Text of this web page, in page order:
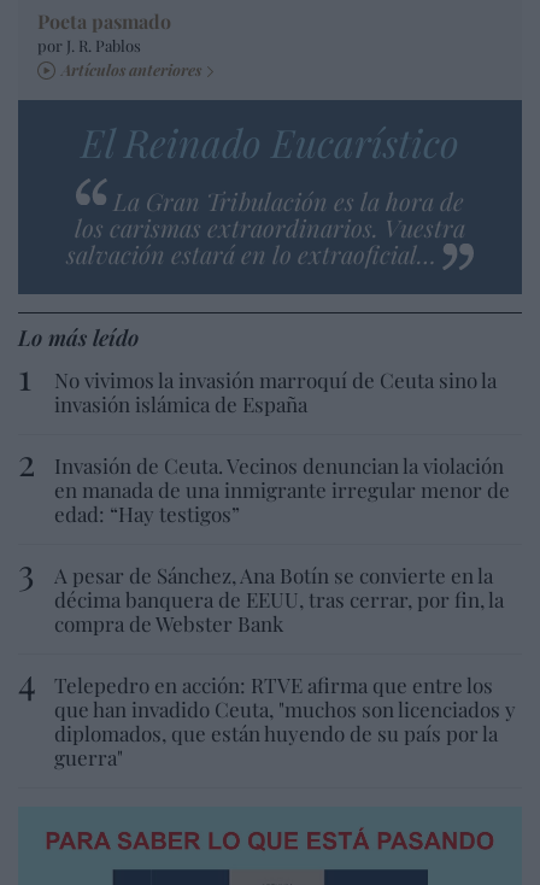
Poeta pasmado
por J. R. Pablos
Artículos anteriores
El Reinado Eucarístico
La Gran Tribulación es la hora de
los carismas extraordinarios. Vuestra
salvación estará en lo extraoficial…
Lo más leído
No vivimos la invasión marroquí de Ceuta sino la
invasión islámica de España
Invasión de Ceuta. Vecinos denuncian la violación
en manada de una inmigrante irregular menor de
edad: “Hay testigos”
A pesar de Sánchez, Ana Botín se convierte en la
décima banquera de EEUU, tras cerrar, por fin, la
compra de Webster Bank
Telepedro en acción: RTVE afirma que entre los
que han invadido Ceuta, "muchos son licenciados y
diplomados, que están huyendo de su país por la
guerra"